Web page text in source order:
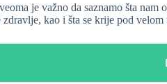
je važno da saznamo šta
zdravlje, kao i šta se krije pod